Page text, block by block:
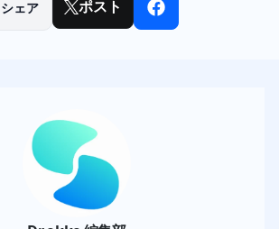
シェア ポスト